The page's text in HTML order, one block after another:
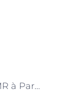
« Aide PMR à Paris : promouvoir une ville inclusive pour tous »